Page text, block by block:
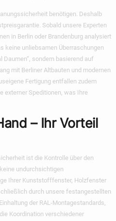
benötigen. Deshalb
Sobald unsere Experten
in Berlin oder Brandenburg analysiert
keine unliebsamen Überraschungen
Daumen“, sondern basierend auf
mit Berliner Altbauten und modernen
Fertigung entfallen zudem
externer Speditionen, was Ihre
– Ihr Vorteil
ist die Kontrolle über den
undurchsichtigen
Ihrer Kunststofffenster, Holzfenster
durch unsere festangestellten
der RAL-Montagestandards,
Koordination verschiedener